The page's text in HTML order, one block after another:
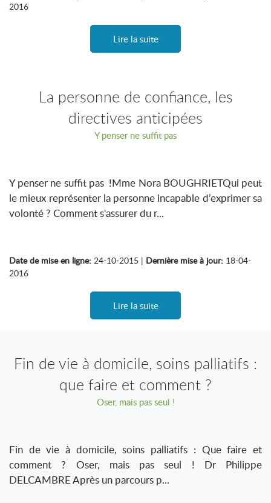
2016
Lire la suite
La personne de confiance, les
directives anticipées
Y penser ne suffit pas
Y penser ne suffit pas !Mme Nora BOUGHRIETQui peut
le mieux représenter la personne incapable d’exprimer sa
volonté ? Comment s'assurer du r...
Date de mise en ligne: 24-10-2015 | Dernière mise à jour: 18-04-
2016
Lire la suite
Fin de vie à domicile, soins palliatifs :
que faire et comment ?
Oser, mais pas seul !
Fin de vie à domicile, soins palliatifs : Que faire et
comment ? Oser, mais pas seul ! Dr Philippe
DELCAMBRE Après un parcours p...